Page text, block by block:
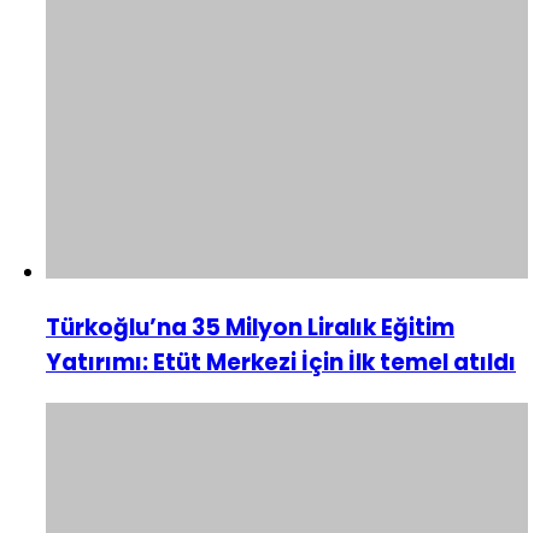
Türkoğlu’na 35 Milyon Liralık Eğitim
Yatırımı: Etüt Merkezi İçin İlk temel atıldı